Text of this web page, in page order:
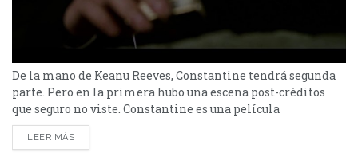
De la mano de Keanu Reeves, Constantine tendrá segunda
parte. Pero en la primera hubo una escena post-créditos
que seguro no viste. Constantine es una película
estadounidense que se estrenó en el año 2005. Fue dirigida
por Francis Lawrence y protagonizada por Keanu Reeves y
LEER MÁS